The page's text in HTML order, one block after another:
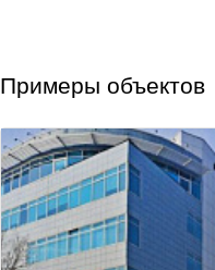
Примеры объектов